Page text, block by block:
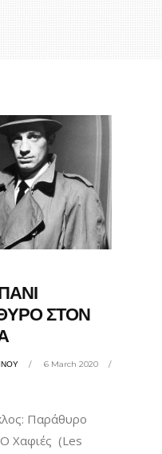
ΣΤΟΝ
6 March 2020
Παράθυρο
Χαφιές (Les